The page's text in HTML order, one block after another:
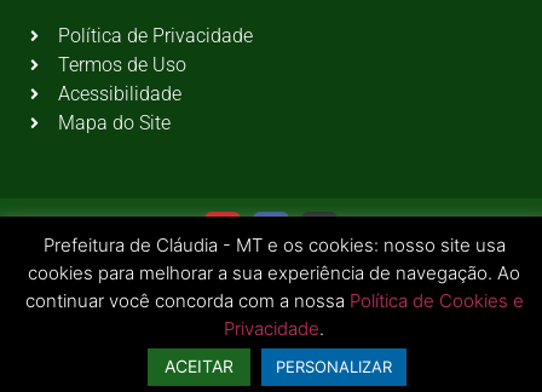
Política de Privacidade
Termos de Uso
Acessibilidade
Mapa do Site
© 2026 Todos os Direitos Reservados | Prefeitura Municipal de Cláudia - MT
Prefeitura de Cláudia - MT e os cookies: nosso site usa
cookies para melhorar a sua experiência de navegação. Ao
continuar você concorda com a nossa Política de Cookies e
Privacidade.
ACEITAR PERSONALIZAR